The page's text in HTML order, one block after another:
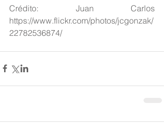
Crédito: Juan Carlos
https://www.flickr.com/photos/jcgonzak/
22782536874/